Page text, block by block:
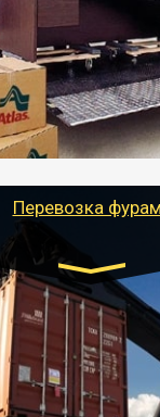
военный
или догрузом (по
подберет
переезд к
с гарантией
документов,
Перевозка
Транспорт:
Тент от 5 до
руб.